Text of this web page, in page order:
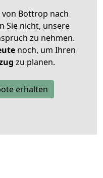
von Bottrop nach
Sie nicht, unsere
zu nehmen.
noch, um Ihren
zu planen.
erhalten